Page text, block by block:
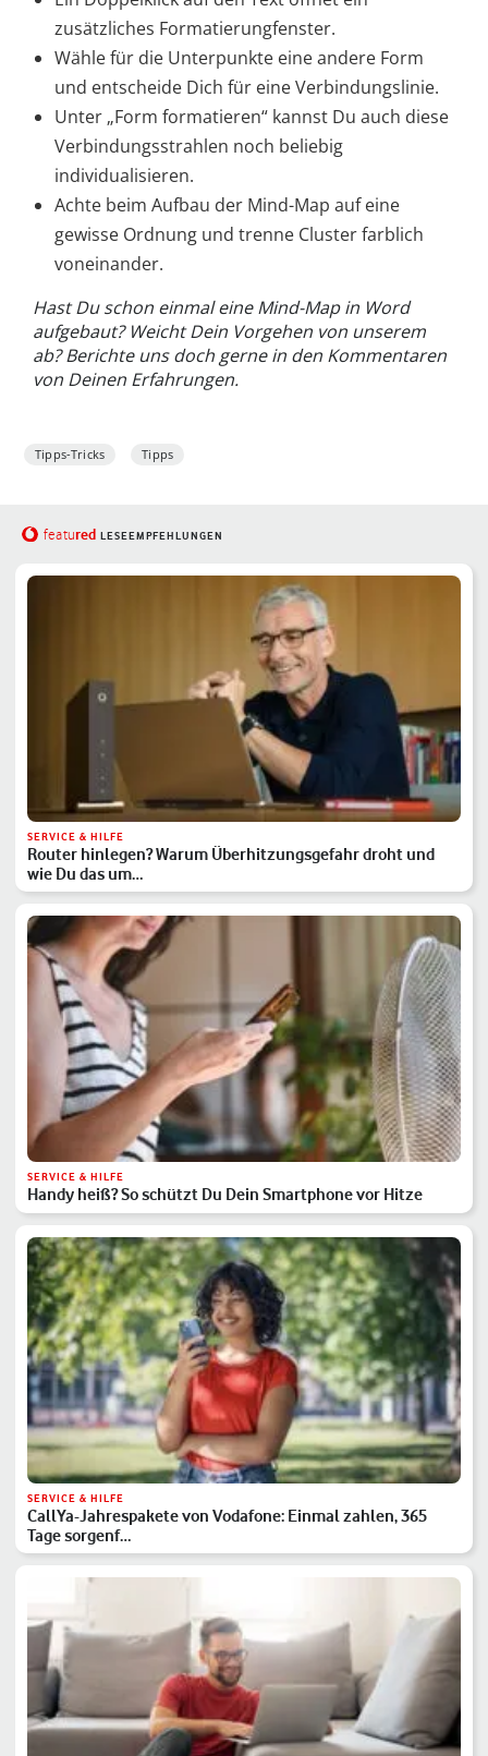
zusätzliches Formatierungfenster.
Wähle für die Unterpunkte eine andere Form
und entscheide Dich für eine Verbindungslinie.
Unter „Form formatieren“ kannst Du auch diese
Verbindungsstrahlen noch beliebig
individualisieren.
Achte beim Aufbau der Mind-Map auf eine
gewisse Ordnung und trenne Cluster farblich
voneinander.
Hast Du schon einmal eine Mind-Map in Word
aufgebaut? Weicht Dein Vorgehen von unserem
ab? Berichte uns doch gerne in den Kommentaren
von Deinen Erfahrungen.
Tipps-Tricks Tipps
featured LESEEMPFEHLUNGEN
SERVICE & HILFE
Router hinlegen? Warum Überhitzungsgefahr droht und
wie Du das um…
SERVICE & HILFE
Handy heiß? So schützt Du Dein Smartphone vor Hitze
SERVICE & HILFE
CallYa-Jahrespakete von Vodafone: Einmal zahlen, 365
Tage sorgenf…